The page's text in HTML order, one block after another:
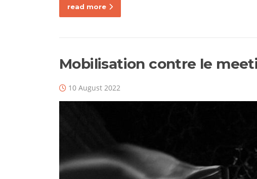
read more
Mobilisation contre le
10 August 2022